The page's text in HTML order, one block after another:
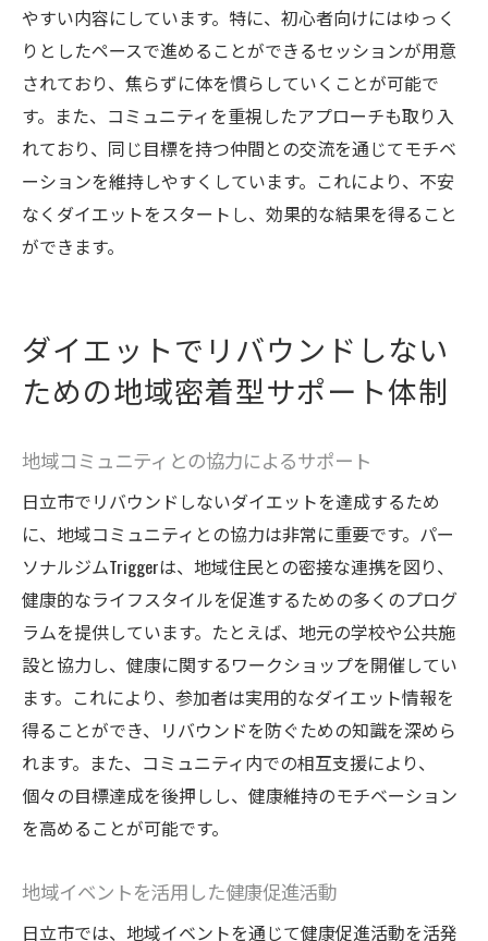
やすい内容にしています。特に、初心者向けにはゆっく
りとしたペースで進めることができるセッションが用意
されており、焦らずに体を慣らしていくことが可能で
す。また、コミュニティを重視したアプローチも取り入
れており、同じ目標を持つ仲間との交流を通じてモチベ
ーションを維持しやすくしています。これにより、不安
なくダイエットをスタートし、効果的な結果を得ること
ができます。
ダイエットでリバウンドしない
ための地域密着型サポート体制
地域コミュニティとの協力によるサポート
日立市でリバウンドしないダイエットを達成するため
に、地域コミュニティとの協力は非常に重要です。パー
ソナルジムTriggerは、地域住民との密接な連携を図り、
健康的なライフスタイルを促進するための多くのプログ
ラムを提供しています。たとえば、地元の学校や公共施
設と協力し、健康に関するワークショップを開催してい
ます。これにより、参加者は実用的なダイエット情報を
得ることができ、リバウンドを防ぐための知識を深めら
れます。また、コミュニティ内での相互支援により、
個々の目標達成を後押しし、健康維持のモチベーション
を高めることが可能です。
地域イベントを活用した健康促進活動
日立市では、地域イベントを通じて健康促進活動を活発